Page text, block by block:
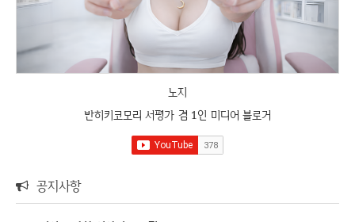
노지
반히키코모리 서평가 겸 1인 미디어 블로거
공지사항